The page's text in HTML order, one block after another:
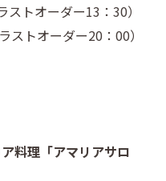
トオーダー13：30）
トオーダー20：00）
料理「アマリアサロ